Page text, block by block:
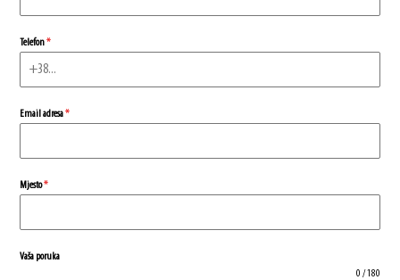
Telefon*
Email adresa*
Mjesto*
Vaša poruka
0 / 180